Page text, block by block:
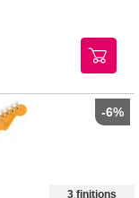
-6%
3 finitions